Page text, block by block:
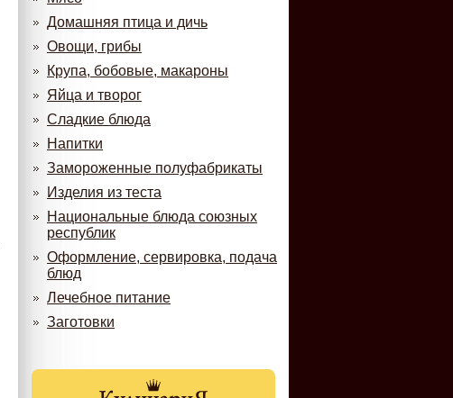
Домашняя птица и дичь
Овощи, грибы
Крупа, бобовые, макароны
Яйца и творог
Сладкие блюда
Напитки
Замороженные полуфабрикаты
Изделия из теста
Национальные блюда союзных
республик
Оформление, сервировка, подача
блюд
Лечебное питание
Заготовки